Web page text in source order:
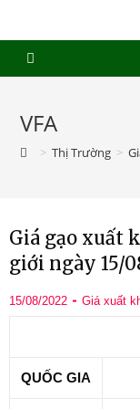
VFA
> Thị Trường >
Giá gạo xuất
giới ngày 15/
15/08/2022 Giá xuất
QUỐC GIA